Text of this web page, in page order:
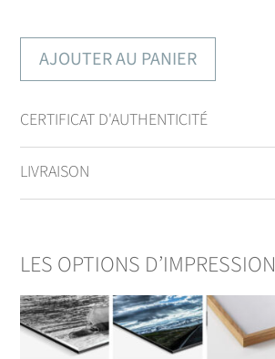
AJOUTER AU PANIER
CERTIFICAT D'AUTHENTICITÉ
LIVRAISON
LES OPTIONS D’IMPRESSION